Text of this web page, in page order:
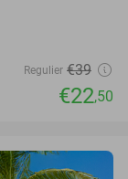
Regulier €39
€22,50